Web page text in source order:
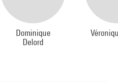
Dominique
Delord